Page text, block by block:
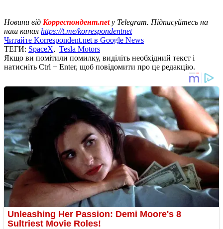
Новини від Корреспондент.netу Telegram. Підписуйтесь на
наш канал https://t.me/korrespondentnet
Читайте Korrespondent.net в Google News
ТЕГИ: SpaceX, Tesla Motors
Якщо ви помітили помилку, виділіть необхідний текст і
натисніть Ctrl + Enter, щоб повідомити про це редакцію.